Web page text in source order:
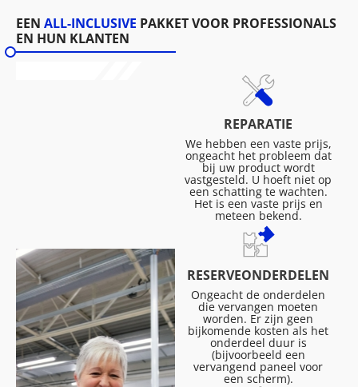
EEN ALL-INCLUSIVE PAKKET VOOR PROFESSIONALS
EN HUN KLANTEN
REPARATIE
We hebben een vaste prijs,
ongeacht het probleem dat
bij uw product wordt
vastgesteld. U hoeft niet op
een schatting te wachten.
Het is een vaste prijs en
meteen bekend.
RESERVEONDERDELEN
Ongeacht de onderdelen
die vervangen moeten
worden. Er zijn geen
bijkomende kosten als het
onderdeel duur is
(bijvoorbeeld een
vervangend paneel voor
een scherm).